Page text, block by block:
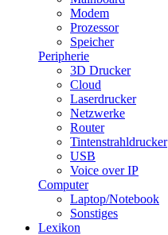
Modem
Prozessor
Speicher
Peripherie
3D Drucker
Cloud
Laserdrucker
Netzwerke
Router
Tintenstrahldrucker
USB
Voice over IP
Computer
Laptop/Notebook
Sonstiges
Lexikon